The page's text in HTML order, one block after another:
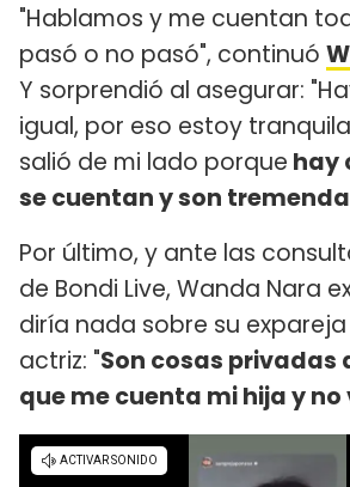
"Hablamos y me cuentan
pasó o no pasó", continuó
Y sorprendió al asegurar:
igual, por eso estoy
salió de mi lado porque hay
se cuentan y son
Por último, y ante las
de Bondi Live, Wanda Nara
diría nada sobre su
actriz: "Son cosas privadas
que me cuenta mi hija y